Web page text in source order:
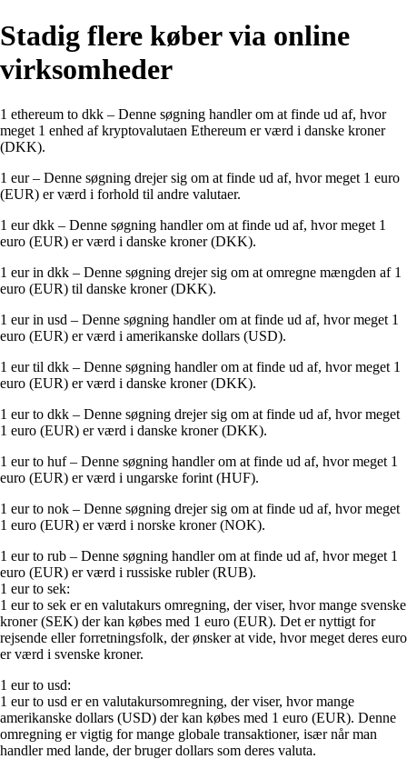
Stadig flere køber via online
virksomheder
1 ethereum to dkk – Denne søgning handler om at finde ud af, hvor
meget 1 enhed af kryptovalutaen Ethereum er værd i danske kroner
(DKK).
1 eur – Denne søgning drejer sig om at finde ud af, hvor meget 1 euro
(EUR) er værd i forhold til andre valutaer.
1 eur dkk – Denne søgning handler om at finde ud af, hvor meget 1
euro (EUR) er værd i danske kroner (DKK).
1 eur in dkk – Denne søgning drejer sig om at omregne mængden af 1
euro (EUR) til danske kroner (DKK).
1 eur in usd – Denne søgning handler om at finde ud af, hvor meget 1
euro (EUR) er værd i amerikanske dollars (USD).
1 eur til dkk – Denne søgning handler om at finde ud af, hvor meget 1
euro (EUR) er værd i danske kroner (DKK).
1 eur to dkk – Denne søgning drejer sig om at finde ud af, hvor meget
1 euro (EUR) er værd i danske kroner (DKK).
1 eur to huf – Denne søgning handler om at finde ud af, hvor meget 1
euro (EUR) er værd i ungarske forint (HUF).
1 eur to nok – Denne søgning drejer sig om at finde ud af, hvor meget
1 euro (EUR) er værd i norske kroner (NOK).
1 eur to rub – Denne søgning handler om at finde ud af, hvor meget 1
euro (EUR) er værd i russiske rubler (RUB).
1 eur to sek:
1 eur to sek er en valutakurs omregning, der viser, hvor mange svenske
kroner (SEK) der kan købes med 1 euro (EUR). Det er nyttigt for
rejsende eller forretningsfolk, der ønsker at vide, hvor meget deres euro
er værd i svenske kroner.
1 eur to usd:
1 eur to usd er en valutakursomregning, der viser, hvor mange
amerikanske dollars (USD) der kan købes med 1 euro (EUR). Denne
omregning er vigtig for mange globale transaktioner, især når man
handler med lande, der bruger dollars som deres valuta.